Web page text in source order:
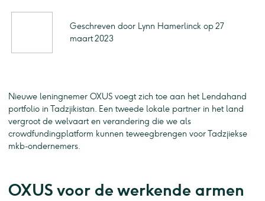
Geschreven door Lynn Hamerlinck op 27
maart 2023
Nieuwe leningnemer OXUS voegt zich toe aan het Lendahand
portfolio in Tadzjikistan. Een tweede lokale partner in het land
vergroot de welvaart en verandering die we als
crowdfundingplatform kunnen teweegbrengen voor Tadzjiekse
mkb-ondernemers.
OXUS voor de werkende armen